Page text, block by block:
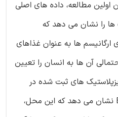
اولین مطالعه، داده های اصلی
ها را نشان می دهد که
ارگانیسم ها به عنوان غذاهای
آن ها به انسان را تعیین
های ثبت شده در
کمپلکس کانال-برکه Bizerte نشان می دهد که این محل،